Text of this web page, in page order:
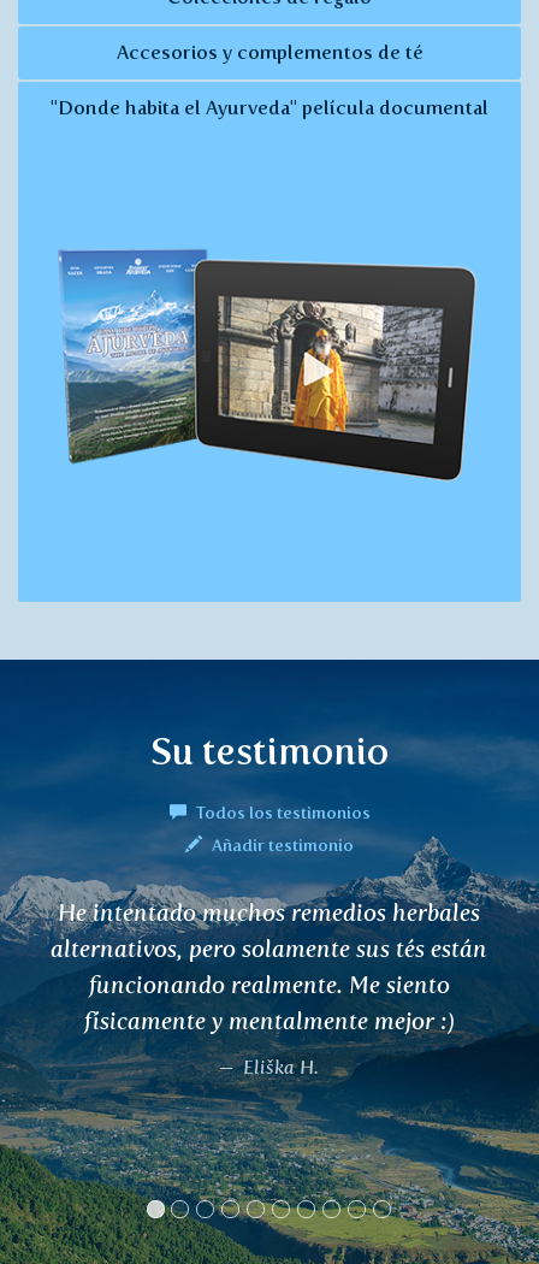
Accesorios y complementos de té
"Donde habita el Ayurveda" película documental
Su testimonio
Todos los testimonios
Añadir testimonio
intentado muchos remedios herbales
pero solamente sus tés están
funcionando realmente. Me siento
físicamente y mentalmente mejor :)
Eliška H.